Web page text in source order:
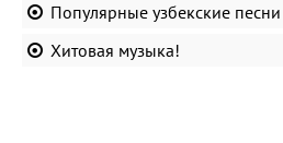
Популярные узбекские песни
Хитовая музыка!